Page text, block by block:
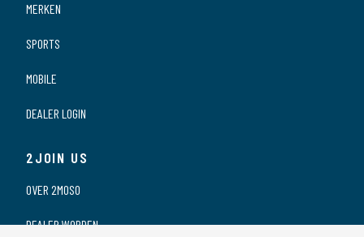
MERKEN
SPORTS
MOBILE
DEALER LOGIN
2JOIN US
OVER 2MOSO
DEALER WORDEN